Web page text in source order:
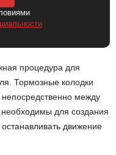
процедура для
Тормозные колодки
между
для создания
движение